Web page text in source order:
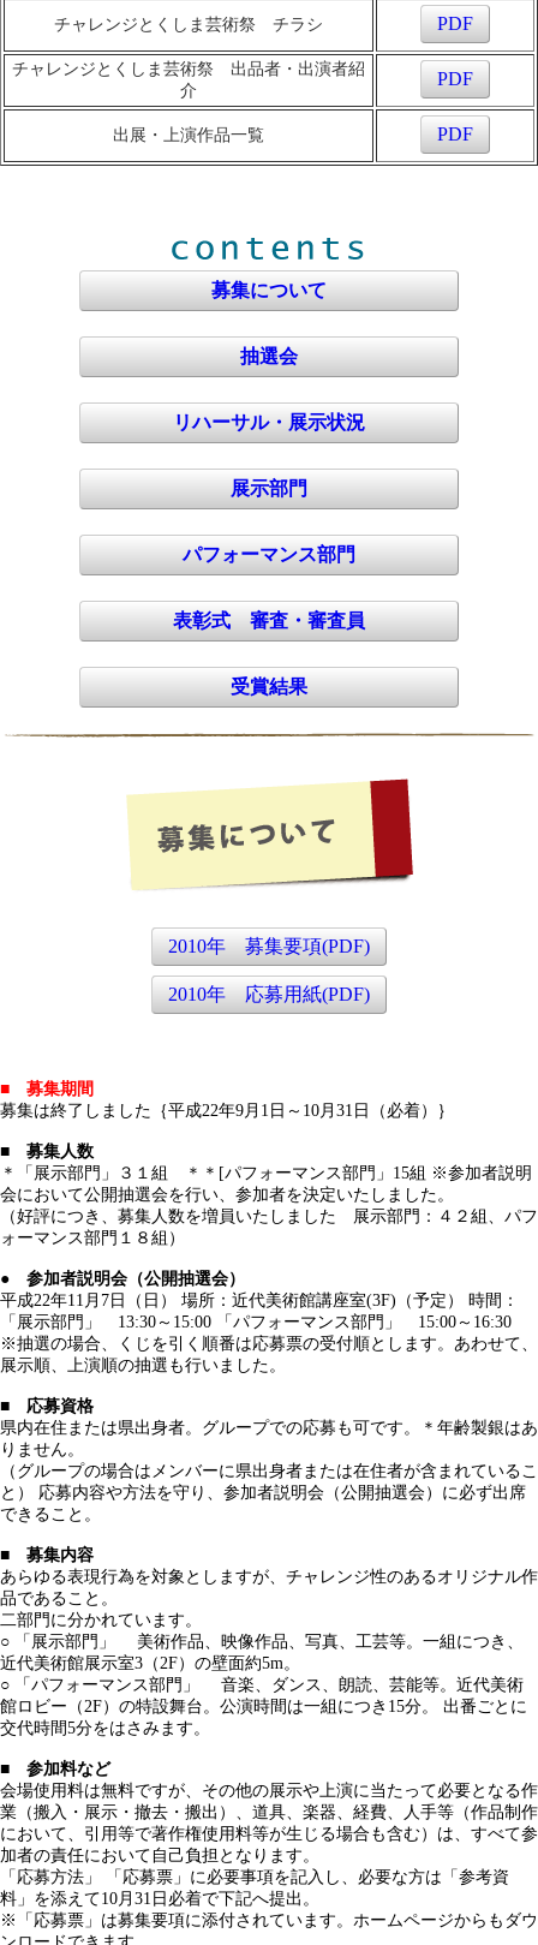
チャレンジとくしま芸術祭 チラシ PDF
チャレンジとくしま芸術祭 出品者・出演者紹
介
PDF
出展・上演作品一覧 PDF
募集について
抽選会
リハーサル・展示状況
展示部門
パフォーマンス部門
表彰式 審査・審査員
受賞結果
2010年 募集要項(PDF)
2010年 応募用紙(PDF)
■ 募集期間
募集は終了しました｛平成22年9月1日～10月31日（必着）｝
■ 募集人数
＊「展示部門」３１組 ＊＊[パフォーマンス部門」15組 ※参加者説明
会において公開抽選会を行い、参加者を決定いたしました。
（好評につき、募集人数を増員いたしました 展示部門：４２組、パフ
ォーマンス部門１８組）
● 参加者説明会（公開抽選会）
平成22年11月7日（日） 場所：近代美術館講座室(3F)（予定） 時間：
「展示部門」 13:30～15:00 「パフォーマンス部門」 15:00～16:30
※抽選の場合、くじを引く順番は応募票の受付順とします。あわせて、
展示順、上演順の抽選も行いました。
■ 応募資格
県内在住または県出身者。グループでの応募も可です。＊年齢製銀はあ
りません。
（グループの場合はメンバーに県出身者または在住者が含まれているこ
と） 応募内容や方法を守り、参加者説明会（公開抽選会）に必ず出席
できること。
■ 募集内容
あらゆる表現行為を対象としますが、チャレンジ性のあるオリジナル作
品であること。
二部門に分かれています。
○ 「展示部門」 美術作品、映像作品、写真、工芸等。一組につき、
近代美術館展示室3（2F）の壁面約5m。
○ 「パフォーマンス部門」 音楽、ダンス、朗読、芸能等。近代美術
館ロビー（2F）の特設舞台。公演時間は一組につき15分。 出番ごとに
交代時間5分をはさみます。
■ 参加料など
会場使用料は無料ですが、その他の展示や上演に当たって必要となる作
業（搬入・展示・撤去・搬出）、道具、楽器、経費、人手等（作品制作
において、引用等で著作権使用料等が生じる場合も含む）は、すべて参
加者の責任において自己負担となります。
「応募方法」 「応募票」に必要事項を記入し、必要な方は「参考資
料」を添えて10月31日必着で下記へ提出。
※「応募票」は募集要項に添付されています。ホームページからもダウ